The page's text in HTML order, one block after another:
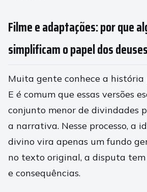
Filme e adaptações: por que
simplificam o papel dos deuses
Muita gente conhece a história
E é comum que essas versões
conjunto menor de divindades
a narrativa. Nesse processo, a
divino vira apenas um fundo
no texto original, a disputa tem
e consequências.